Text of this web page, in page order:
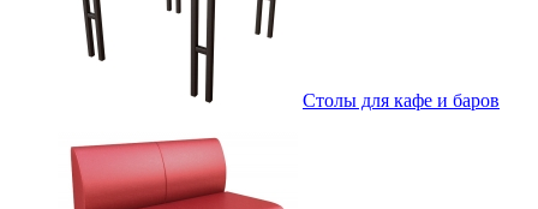
Столы для кафе и баров